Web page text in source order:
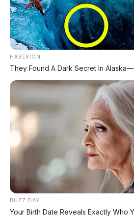
TECHNICAL RESEARCH DIVISION
SPEEDOSCIENCE
Comprehensive database for
aerospace physics, and high-velocity
LAND RECORDS
EXPLORE DATABASE
HABERION
They Found A Dark Secret In
BUZZ DAY
Your Birth Date Reveals Exactly Who